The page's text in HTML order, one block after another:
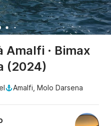
Amalfi · Bimax
(2024)
Amalfi, Molo Darsena